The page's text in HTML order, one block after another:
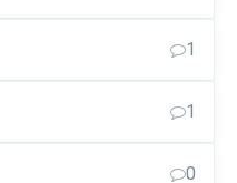
1
1
0